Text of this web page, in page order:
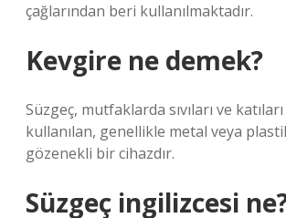
çağlarından beri kullanılmaktadır.
Kevgire ne demek?
Süzgeç, mutfaklarda sıvıları ve
kullanılan, genellikle metal veya
gözenekli bir cihazdır.
Süzgeç ingilizcesi